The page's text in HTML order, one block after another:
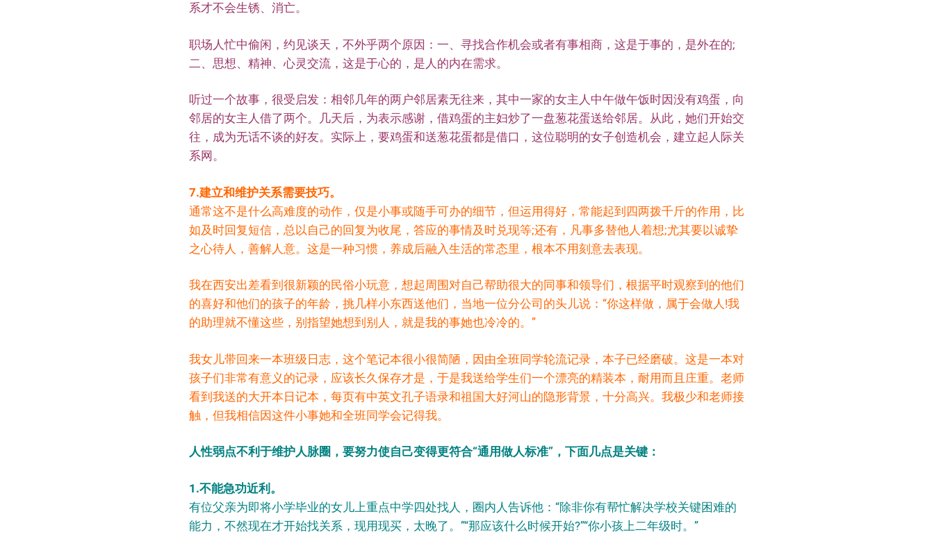
系才不会生锈、消亡。
职场人忙中偷闲，约见谈天，不外乎两个原因：一、寻找合作机会或者有事相商，这是于事的，是外在的;
二、思想、精神、心灵交流，这是于心的，是人的内在需求。
听过一个故事，很受启发：相邻几年的两户邻居素无往来，其中一家的女主人中午做午饭时因没有鸡蛋，向
邻居的女主人借了两个。几天后，为表示感谢，借鸡蛋的主妇炒了一盘葱花蛋送给邻居。从此，她们开始交
往，成为无话不谈的好友。实际上，要鸡蛋和送葱花蛋都是借口，这位聪明的女子创造机会，建立起人际关
系网。
7.建立和维护关系需要技巧。
通常这不是什么高难度的动作，仅是小事或随手可办的细节，但运用得好，常能起到四两拨千斤的作用，比
如及时回复短信，总以自己的回复为收尾，答应的事情及时兑现等;还有，凡事多替他人着想;尤其要以诚挚
之心待人，善解人意。这是一种习惯，养成后融入生活的常态里，根本不用刻意去表现。
我在西安出差看到很新颖的民俗小玩意，想起周围对自己帮助很大的同事和领导们，根据平时观察到的他们
的喜好和他们的孩子的年龄，挑几样小东西送他们，当地一位分公司的头儿说：“你这样做，属于会做人!我
的助理就不懂这些，别指望她想到别人，就是我的事她也冷冷的。”
我女儿带回来一本班级日志，这个笔记本很小很简陋，因由全班同学轮流记录，本子已经磨破。这是一本对
孩子们非常有意义的记录，应该长久保存才是，于是我送给学生们一个漂亮的精装本，耐用而且庄重。老师
看到我送的大开本日记本，每页有中英文孔子语录和祖国大好河山的隐形背景，十分高兴。我极少和老师接
触，但我相信因这件小事她和全班同学会记得我。
人性弱点不利于维护人脉圈，要努力使自己变得更符合“通用做人标准”，下面几点是关键：
1.不能急功近利。
有位父亲为即将小学毕业的女儿上重点中学四处找人，圈内人告诉他：“除非你有帮忙解决学校关键困难的
能力，不然现在才开始找关系，现用现买，太晚了。”“那应该什么时候开始?”“你小孩上二年级时。”